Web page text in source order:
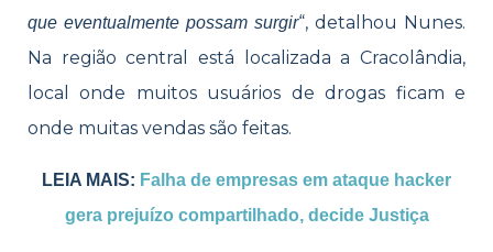
que eventualmente possam surgir“, detalhou Nunes.
Na região central está localizada a Cracolândia,
local onde muitos usuários de drogas ficam e
onde muitas vendas são feitas.
LEIA MAIS: Falha de empresas em ataque hacker
gera prejuízo compartilhado, decide Justiça